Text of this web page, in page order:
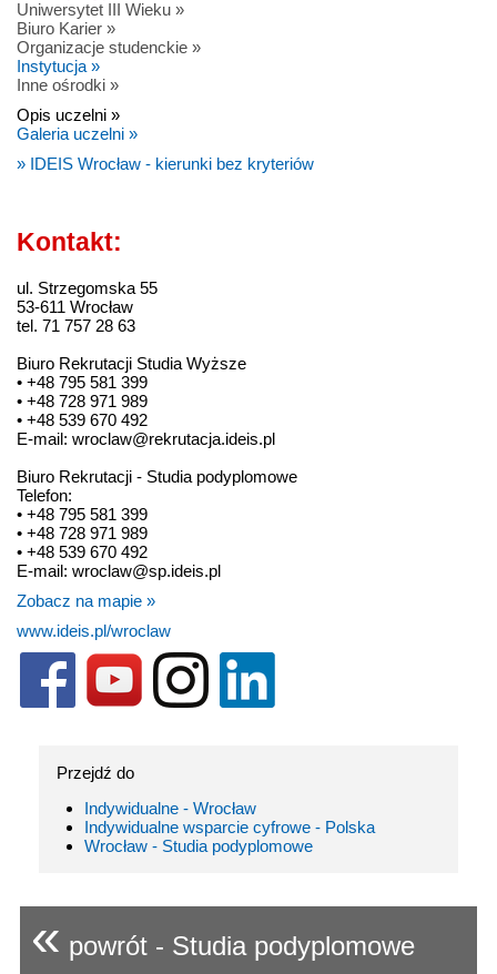
Uniwersytet III Wieku »
Biuro Karier »
Organizacje studenckie »
Instytucja »
Inne ośrodki »
Opis uczelni »
Galeria uczelni »
» IDEIS Wrocław - kierunki bez kryteriów
Kontakt:
ul. Strzegomska 55
53-611 Wrocław
tel. 71 757 28 63
Biuro Rekrutacji Studia Wyższe
• +48 795 581 399
• +48 728 971 989
• +48 539 670 492
E-mail: wroclaw@rekrutacja.ideis.pl
Biuro Rekrutacji - Studia podyplomowe
Telefon:
• +48 795 581 399
• +48 728 971 989
• +48 539 670 492
E-mail: wroclaw@sp.ideis.pl
Zobacz na mapie »
www.ideis.pl/wroclaw
Przejdź do
Indywidualne - Wrocław
Indywidualne wsparcie cyfrowe - Polska
Wrocław - Studia podyplomowe
« powrót - Studia podyplomowe